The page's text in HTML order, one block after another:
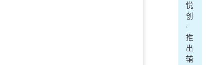
悦
创
·
推
出
辅